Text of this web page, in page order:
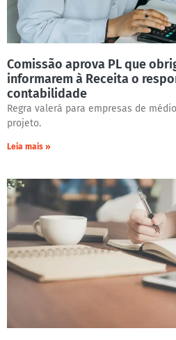
Comissão aprova PL que
informarem à Receita o
contabilidade
Regra valerá para empresas de
projeto.
Leia mais »